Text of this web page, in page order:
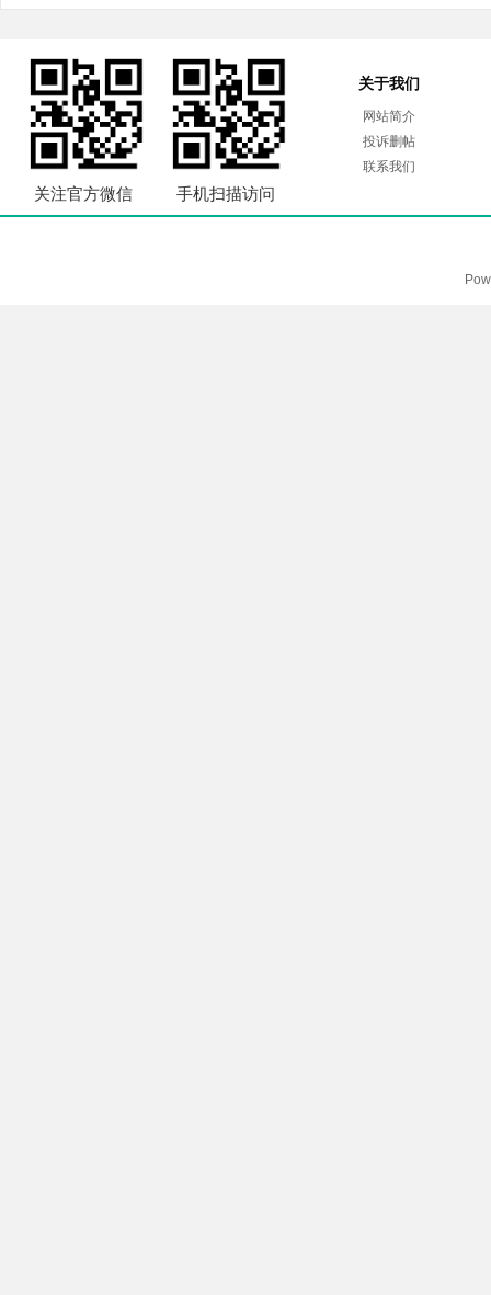
关注官方微信 手机扫描访问
关于我们
网站简介
投诉删帖
联系我们